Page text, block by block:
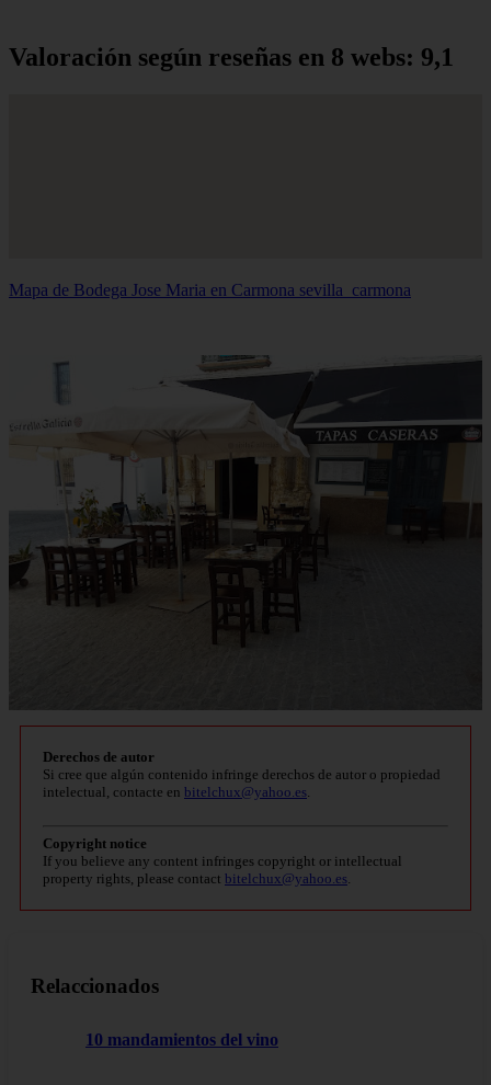
Valoración según reseñas en 8 webs: 9,1
Mapa de Bodega Jose Maria en Carmona sevilla_carmona
Derechos de autor
Si cree que algún contenido infringe derechos de autor o propiedad
intelectual, contacte en bitelchux@yahoo.es
Copyright notice
If you believe any content infringes copyright or intellectual
property rights, please contact bitelchux@yahoo.es
Relaccionados
10 mandamientos del vino